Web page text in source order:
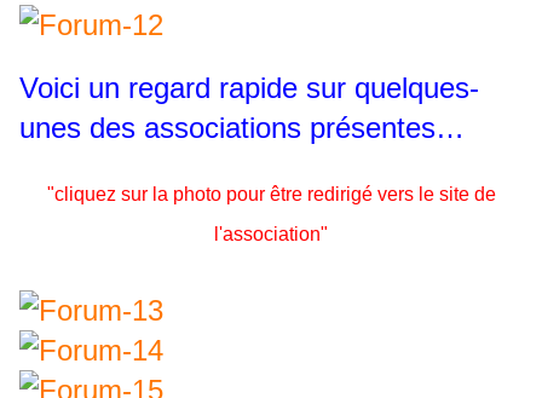
Voici un regard rapide sur quelques-
unes des associations présentes…
"cliquez sur la photo pour être redirigé vers le site de
l'association"